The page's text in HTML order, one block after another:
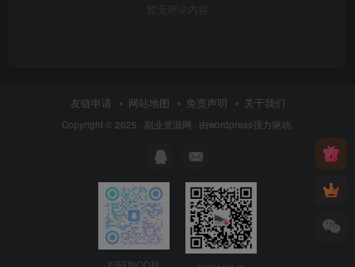
暂无评论内容
友链申请 网站地图 免责声明 关于我们
Copyright © 2025 · 副业资源网 · 由wordpress强力驱动.
扫码加QQ群